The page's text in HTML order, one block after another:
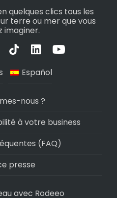
quelques clics tous les
terre ou mer que vous
imaginer.
Español
nous ?
à votre business
(FAQ)
presse
avec Rodeeo